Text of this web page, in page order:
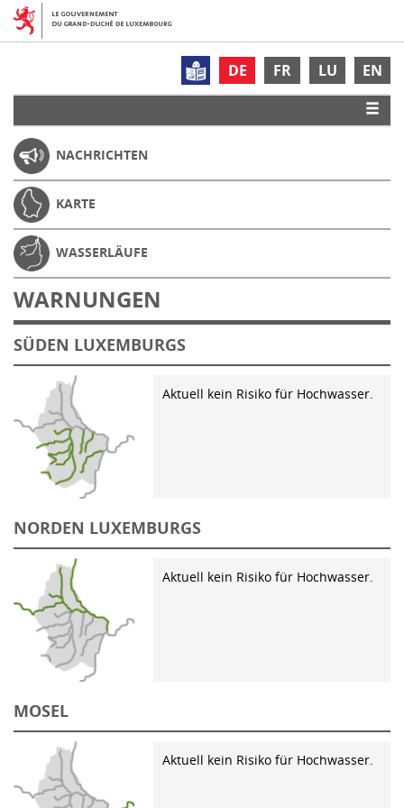
DE FR LU EN
NACHRICHTEN
KARTE
WASSERLÄUFE
WARNUNGEN
SÜDEN LUXEMBURGS
Aktuell kein Risiko für Hochwasser.
NORDEN LUXEMBURGS
Aktuell kein Risiko für Hochwasser.
MOSEL
Aktuell kein Risiko für Hochwasser.